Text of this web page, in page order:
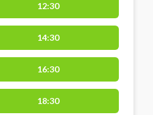
12:30
14:30
16:30
18:30